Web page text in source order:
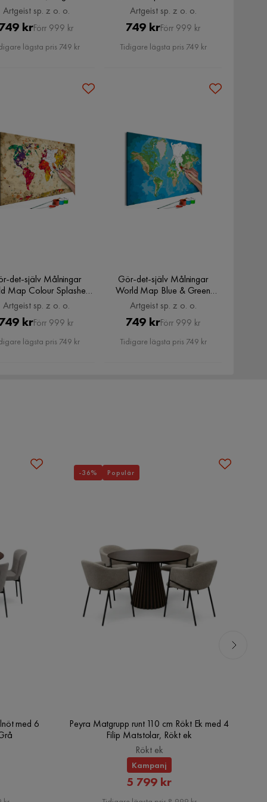
z o. o.
Artgeist sp. z o. o.
Pris
749 krOriginal
Pris
Förr 999 kr
lägsta pris 749 kr
60x40 cm, Artgeist sp. z o. o.
Artgeist sp. z o. o.
Pris
749 krOriginal
Pris
Förr 999 kr
Tidigare lägsta pris 749 kr
det-själv Målningar
Map Colour Splashes
cm, Artgeist sp. z o. o.
Artgeist sp. z o. o.
Pris
749 krOriginal
Pris
Förr 999 kr
lägsta pris 749 kr
Gör-det-själv Målningar
World Map Blue & Green
60x40 cm, Artgeist sp. z o. o.
Artgeist sp. z o. o.
Pris
749 krOriginal
Pris
Förr 999 kr
Tidigare lägsta pris 749 kr
med 6
Peyra Matgrupp runt 110 cm Rökt Ek med 4
Filip Matstolar, Rökt ek
Rökt ek
Kampanj
Rabatterat
5 799 kr
-36% Populär